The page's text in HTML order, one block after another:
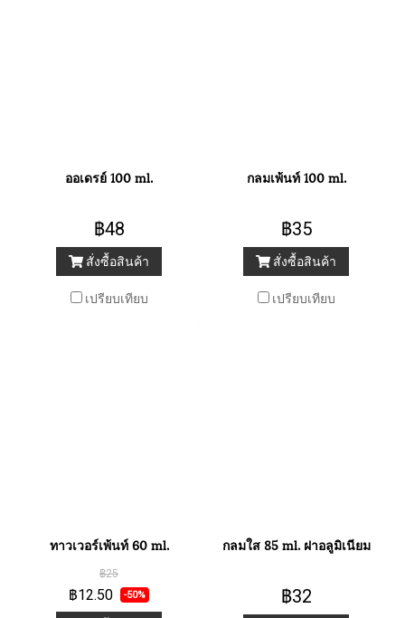
ออเดรย์ 100 ml.
฿48
สั่งซื้อสินค้า
เปรียบเทียบ
กลมเพ้นท์ 100 ml.
฿35
สั่งซื้อสินค้า
เปรียบเทียบ
ทาวเวอร์เพ้นท์ 60 ml.
฿25
฿12.50 -50%
กลมใส 85 ml. ฝาอลูมิเนียม
฿32